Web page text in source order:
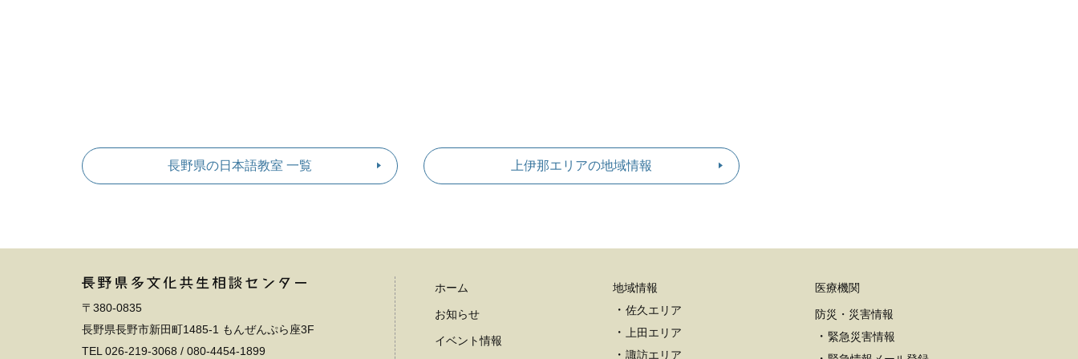
長野県の日本語教室 一覧 上伊那エリアの地域情報
〒380-0835
長野県長野市新田町1485-1 もんぜんぷら座3F
TEL026-219-3068 / 080-4454-1899
ホーム
お知らせ
イベント情報
地域情報
佐久エリア
上田エリア
諏訪エリア
医療機関
防災・災害情報
緊急災害情報